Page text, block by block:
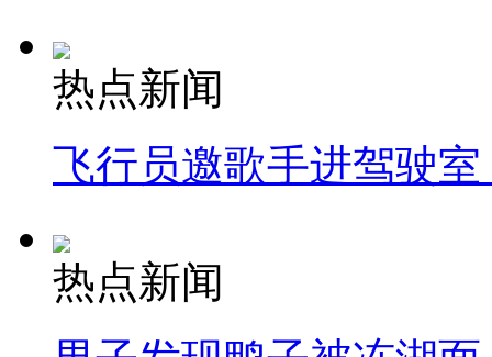
热点新闻
飞行员邀歌手进驾驶
热点新闻